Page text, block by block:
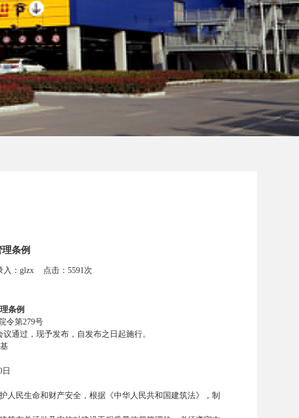
条例
入：glzx 点击：5591次
条例
令第279号
通过，现予发布，自发布之日起施行。
民生命和财产安全，根据《中华人民共和国建筑法》，制